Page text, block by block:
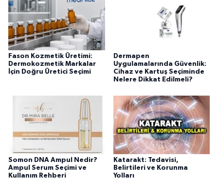
Fason Kozmetik Üretimi:
Dermokozmetik Markalar
İçin Doğru Üretici Seçimi
Dermapen
Uygulamalarında Güvenlik:
Cihaz ve Kartuş Seçiminde
Nelere Dikkat Edilmeli?
Somon DNA Ampul Nedir?
Ampul Serum Seçimi ve
Kullanım Rehberi
Katarakt: Tedavisi,
Belirtileri ve Korunma
Yolları